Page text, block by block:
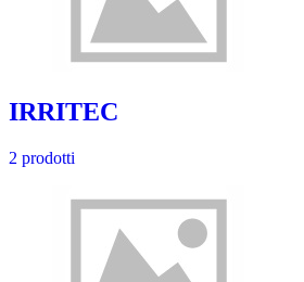
IRRITEC
2 prodotti